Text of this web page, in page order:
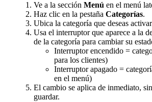
Ve a la sección Menú en el menú
Haz clic en la pestaña Categorías.
Ubica la categoría que deseas
Usa el interruptor que aparece a la
de la categoría para cambiar su
Interruptor encendido =
para los clientes)
Interruptor apagado =
en el menú)
El cambio se aplica de inmediato,
guardar.